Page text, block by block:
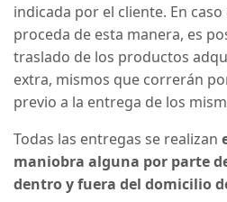
indicada por el cliente. En
proceda de esta manera, es
traslado de los productos
extra, mismos que correrán
previo a la entrega de los
Todas las entregas se realizan
maniobra alguna por parte
dentro y fuera del domicilio